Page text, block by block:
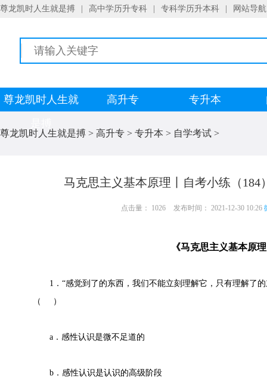
尊龙凯时人生就是搏 高中学历升专科 专科学历升本科 网站导航
尊龙凯时人生就
高升专 专升本
尊龙凯时人生就是搏 > 高升专 > 专升本 > 自学考试 >
马克思主义基本原理丨自考小练（184
点击量： 1026 发布时间： 2021-12-30 10:26
《马克思主义基本原
1．“感觉到了的东西，我们不能立刻理解它，只有理解了的
（ ）
a．感性认识是微不足道的
b．感性认识是认识的高级阶段